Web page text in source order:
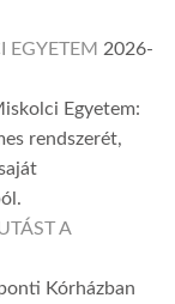
EGYETEM 2026-
Egyetem:
rendszerét,
A
Kórházban